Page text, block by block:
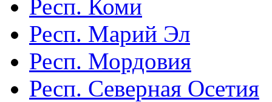
Респ. Коми
Респ. Марий Эл
Респ. Мордовия
Респ. Северная Осетия